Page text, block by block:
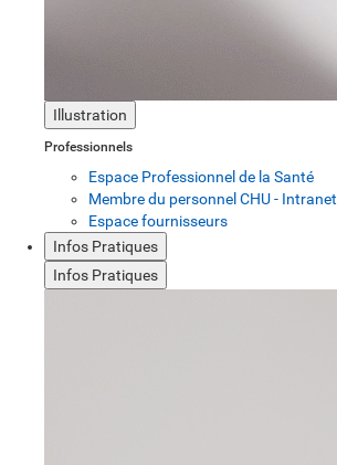
Illustration
Professionnels
Espace Professionnel de la Santé
Membre du personnel CHU - Intranet
Espace fournisseurs
Infos Pratiques
Infos Pratiques